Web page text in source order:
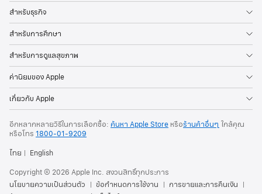
สำหรับธุรกิจ
สำหรับการศึกษา
สำหรับการดูแลสุขภาพ
ค่านิยมของ Apple
เกี่ยวกับ Apple
อีกหลากหลายวิธีในการเลือกซื้อ: ค้นหา Apple Store หรือร้านค้าอื่นๆ ใกล้คุณ
หรือโทร 1800-01-9209
ไทย
English
Copyright © 2026 Apple Inc. สงวนสิทธิ์ทุกประการ
นโยบายความเป็นส่วนตัว
ข้อกำหนดการใช้งาน
การขายและการคืนเงิน